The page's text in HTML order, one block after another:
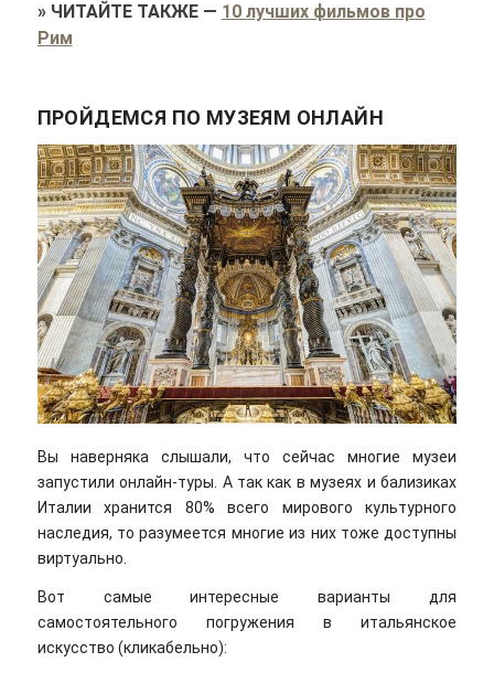
» ЧИТАЙТЕ ТАКЖЕ— 10 лучших фильмов про
Рим
ПРОЙДЕМСЯ ПО МУЗЕЯМ ОНЛАЙН
Вы наверняка слышали, что сейчас многие музеи
запустили онлайн-туры. А так как в музеях и бализиках
Италии хранится 80% всего мирового культурного
наследия, то разумеется многие из них тоже доступны
виртуально.
Вот самые интересные варианты для
самостоятельного погружения в итальянское
искусство (кликабельно):